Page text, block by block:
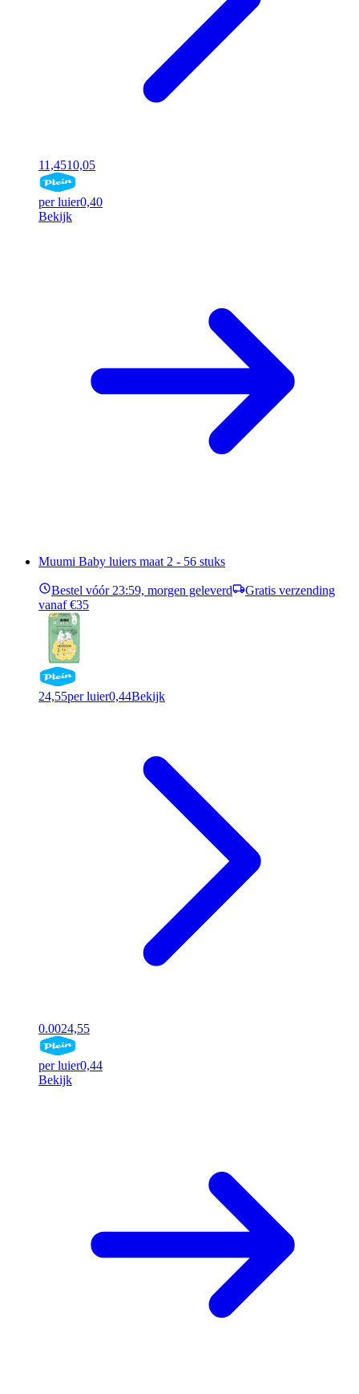
11,4510,05
per luier0,40
Bekijk
Muumi Baby luiers maat 2 - 56 stuks
Bestel vóór 23:59, morgen geleverd
Gratis verzending
vanaf €35
24,55per luier0,44Bekijk
0.0024,55
per luier0,44
Bekijk